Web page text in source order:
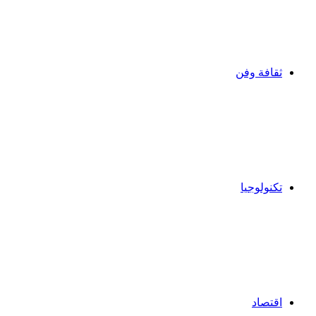
ثقافة وفن
تكنولوجيا
اقتصاد